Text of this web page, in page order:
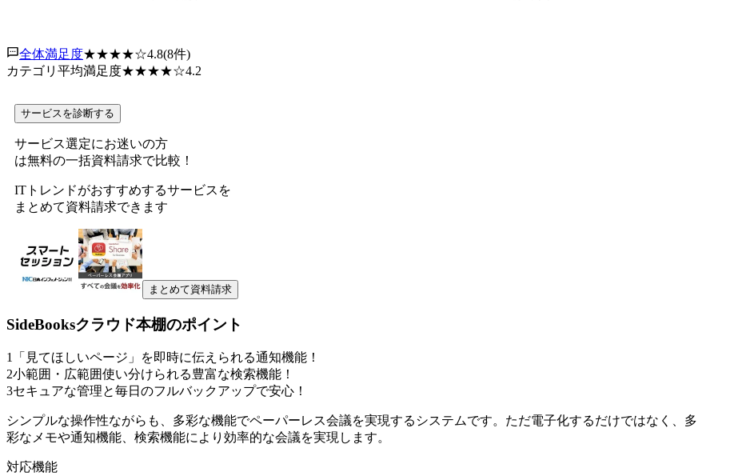
全体満足度★★★★☆4.8(8件)
カテゴリ平均満足度★★★★☆4.2
サービスを診断する
サービス選定にお迷いの方
は無料の一括資料請求で比較！
ITトレンドがおすすめするサービスを
まとめて資料請求できます
まとめて資料請求
SideBooksクラウド本棚のポイント
1 「見てほしいページ」を即時に伝えられる通知機能！
2小範囲・広範囲使い分けられる豊富な検索機能！
3セキュアな管理と毎日のフルバックアップで安心！
シンプルな操作性ながらも、多彩な機能でペーパーレス会議を実現するシステムです。ただ電子化するだけではなく、多
彩なメモや通知機能、検索機能により効率的な会議を実現します。
対応機能